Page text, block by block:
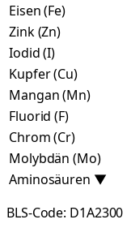
Eisen (Fe)
Zink (Zn)
Iodid (I)
Kupfer (Cu)
Mangan (Mn)
Fluorid (F)
Chrom (Cr)
Molybdän (Mo)
Aminosäuren ▼
BLS-Code: D1A2300